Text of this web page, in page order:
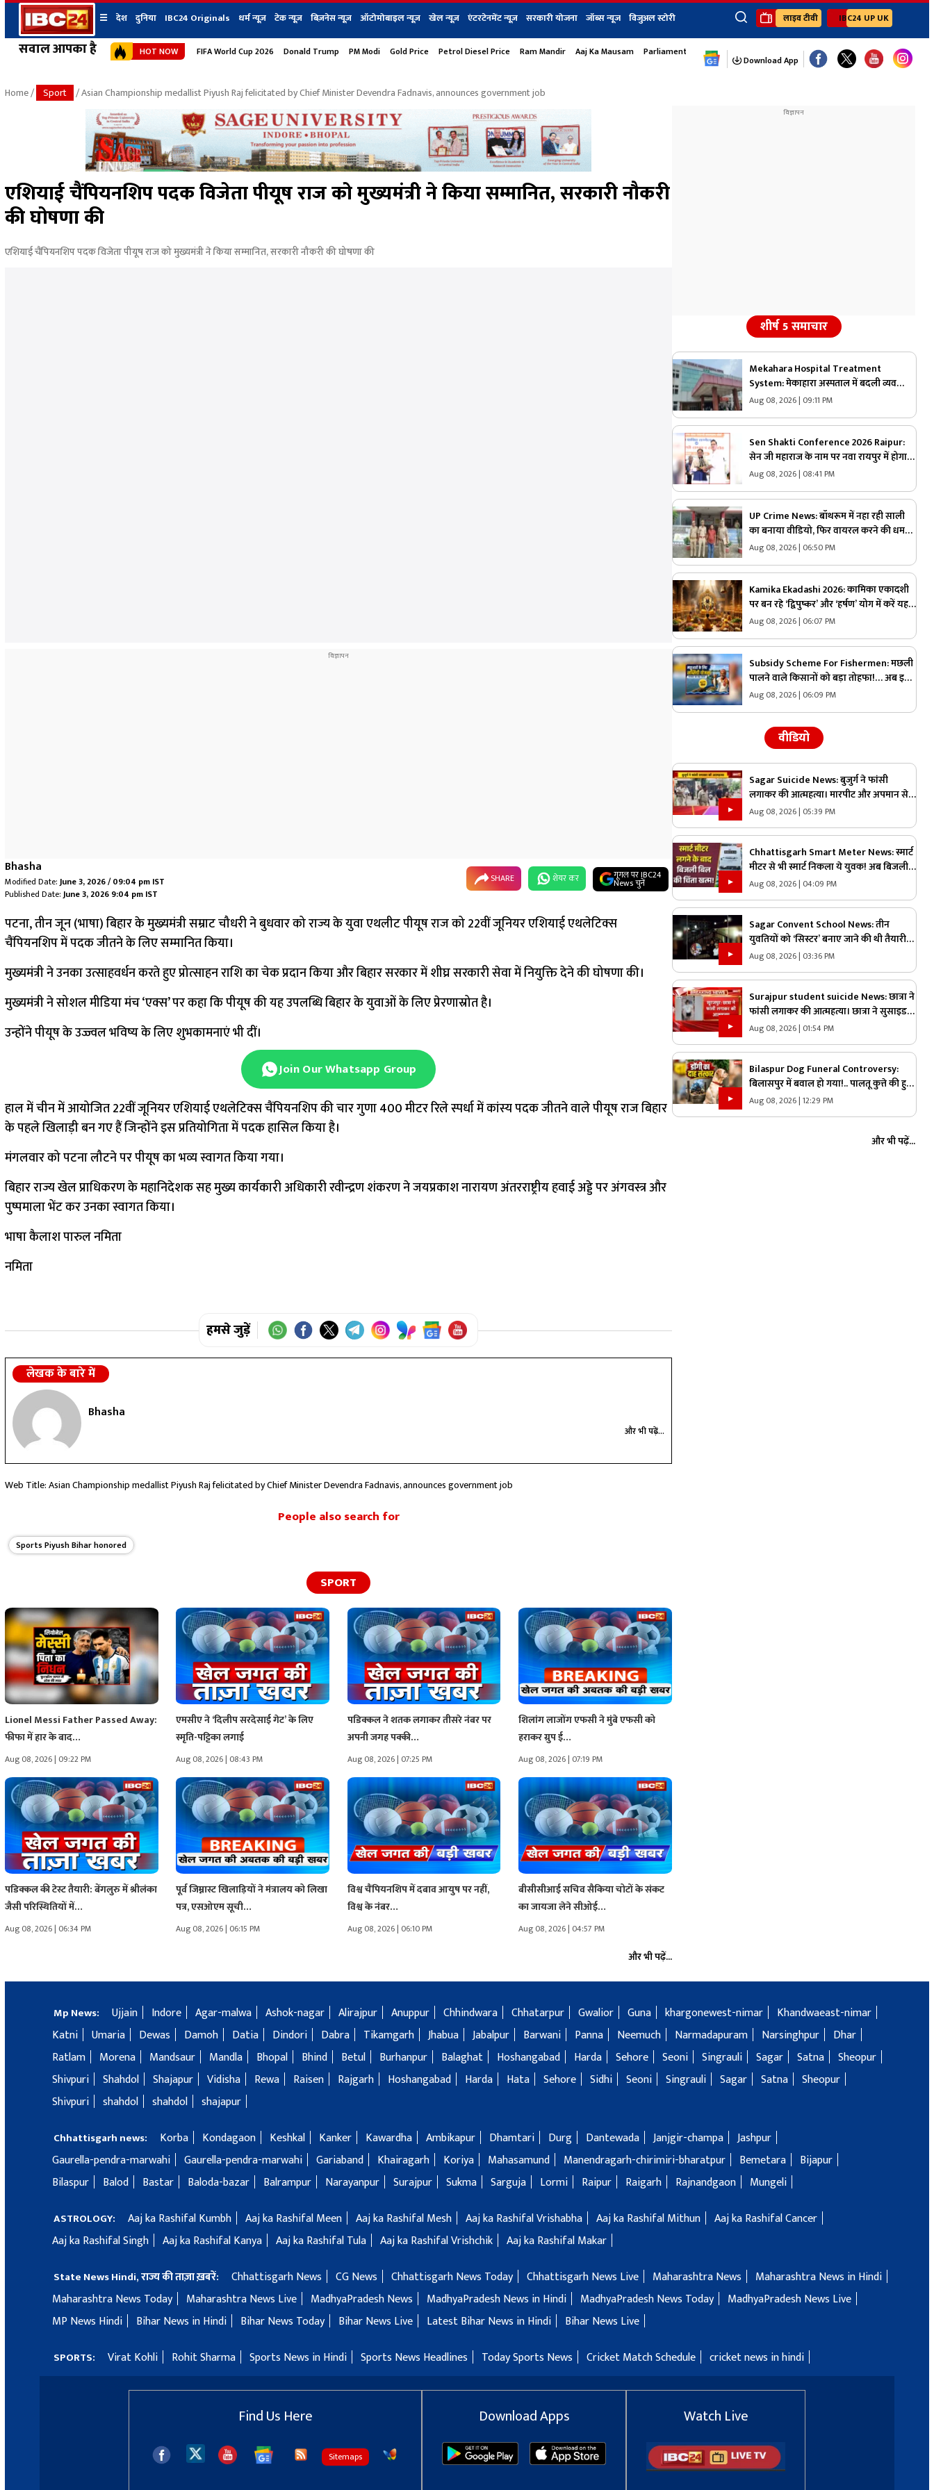
सवाल आपका है
☰ देश दुनिया IBC24 Originals धर्म न्यूज़ टेक न्यूज़ बिज़नेस न्यूज़ ऑटोमोबाइल न्यूज़ खेल न्यूज़ एंटरटेनमेंट न्यूज़ सरकारी योजना जॉब्स न्यूज विजुअल स्टोरी
×
छत्तीसगढ़ न्यूज
उत्तर प्रदेश न्यूज
बिहार न्यूज
उत्तराखंड न्यूज
महाराष्ट्र न्यूज
हिमाचल प्रदेश न्यूज
हरियाणा न्यूज
शहर
भोपाल
जबलपुर
ग्वालियर
रायपुर
बिलासपुर
दुनिया IBC24 Originals
शेयर बाज़ार गैजेट्स न्यूज
जॉब्स न्यूज Youtube Channels
Ibc24 Jankarwan
लाइव टीवी IBC24 UP UK
HOT NOW FIFA World Cup 2026 Donald Trump PM Modi Gold Price Petrol Diesel Price Ram Mandir Aaj Ka Mausam Parliament Monsoon Session
Download App
Home/ Sport / Asian Championship medallist Piyush Raj felicitated by Chief Minister Devendra Fadnavis, announces government job
एशियाई चैंपियनशिप पदक विजेता पीयूष राज को मुख्यमंत्री ने किया सम्मानित, सरकारी नौकरी
की घोषणा की
एशियाई चैंपियनशिप पदक विजेता पीयूष राज को मुख्यमंत्री ने किया सम्मानित, सरकारी नौकरी की घोषणा की
Bhasha
Modified Date:June 3, 2026 / 09:04 pm IST
Published Date:June 3, 2026 9:04 pm IST
SHARE शेयर कर गूगल पर IBC24
News चुनें
पटना, तीन जून (भाषा) बिहार के मुख्यमंत्री सम्राट चौधरी ने बुधवार को राज्य के युवा एथलीट पीयूष राज को 22वीं जूनियर एशियाई एथलेटिक्स
चैंपियनशिप में पदक जीतने के लिए सम्मानित किया।
मुख्यमंत्री ने उनका उत्साहवर्धन करते हुए प्रोत्साहन राशि का चेक प्रदान किया और बिहार सरकार में शीघ्र सरकारी सेवा में नियुक्ति देने की घोषणा की।
मुख्यमंत्री ने सोशल मीडिया मंच ‘एक्स’ पर कहा कि पीयूष की यह उपलब्धि बिहार के युवाओं के लिए प्रेरणास्रोत है।
उन्होंने पीयूष के उज्ज्वल भविष्य के लिए शुभकामनाएं भी दीं।
Join Our Whatsapp Group
हाल में चीन में आयोजित 22वीं जूनियर एशियाई एथलेटिक्स चैंपियनशिप की चार गुणा 400 मीटर रिले स्पर्धा में कांस्य पदक जीतने वाले पीयूष राज बिहार
के पहले खिलाड़ी बन गए हैं जिन्होंने इस प्रतियोगिता में पदक हासिल किया है।
मंगलवार को पटना लौटने पर पीयूष का भव्य स्वागत किया गया।
बिहार राज्य खेल प्राधिकरण के महानिदेशक सह मुख्य कार्यकारी अधिकारी रवीन्द्रण शंकरण ने जयप्रकाश नारायण अंतरराष्ट्रीय हवाई अड्डे पर अंगवस्त्र और
पुष्पमाला भेंट कर उनका स्वागत किया।
भाषा कैलाश पारुल नमिता
नमिता
हमसे जुड़ें
लेखक के बारे में
Bhasha
और भी पढ़ें...
Web Title: Asian Championship medallist Piyush Raj felicitated by Chief Minister Devendra Fadnavis, announces government job
People also search for
Sports Piyush Bihar honored
SPORT
Lionel Messi Father Passed Away:
फीफा में हार के बाद…
Aug 08, 2026 | 09:22 PM
एमसीए ने ‘दिलीप सरदेसाई गेट’ के लिए
स्मृति-पट्टिका लगाई
Aug 08, 2026 | 08:43 PM
पडिक्कल ने शतक लगाकर तीसरे नंबर पर
अपनी जगह पक्की…
Aug 08, 2026 | 07:25 PM
शिलांग लाजोंग एफसी ने मुंबे एफसी को
हराकर ग्रुप ई…
Aug 08, 2026 | 07:19 PM
पडिक्कल की टेस्ट तैयारी: बेंगलुरु में श्रीलंका
जैसी परिस्थितियों में…
Aug 08, 2026 | 06:34 PM
पूर्व जिम्नास्ट खिलाड़ियों ने मंत्रालय को लिखा
पत्र, एसओएम सूची…
Aug 08, 2026 | 06:15 PM
विश्व चैंपियनशिप में दबाव आयुष पर नहीं,
विश्व के नंबर…
Aug 08, 2026 | 06:10 PM
बीसीसीआई सचिव सैकिया चोटों के संकट
का जायजा लेने सीओई…
Aug 08, 2026 | 04:57 PM
और भी पढ़ें...
शीर्ष 5 समाचार
Mekahara Hospital Treatment
System: मेकाहारा अस्पताल में बदली व्यवस्था!
गंभीर मरीजों को अब ऐसे मिलेगी इमरजेंसी वार्ड
Aug 08, 2026 | 09:11 PM
Sen Shakti Conference 2026 Raipur:
सेन जी महाराज के नाम पर नवा रायपुर में होगा
चौक, केश शिल्पी सम्मान समारोह में सीएम साय
लाख रुपए देगी सरकार
Aug 08, 2026 | 08:41 PM
UP Crime News: बॉथरूम में नहा रही साली
का बनाया वीडियो, फिर वायरल करने की धमकी
दे रहा था जीजा, परेशान युवती ने उठाया ये
Aug 08, 2026 | 06:50 PM
Kamika Ekadashi 2026: कामिका एकादशी
पर बन रहे ‘द्विपुष्कर’ और ‘हर्षण’ योग में करें यह
एक अचूक साधना, मिलेगा “वाजपेय” यज्ञ का
Aug 08, 2026 | 06:07 PM
Subsidy Scheme For Fishermen: मछली
पालने वाले किसानों को बड़ा तोहफा!… अब इस
चीज की खरीदी पर सरकार देगी 70 प्रतिशत की
Aug 08, 2026 | 06:09 PM
वीडियो
Sagar Suicide News: बुजुर्ग ने फांसी
लगाकर की आत्महत्या। मारपीट और अपमान से
आहत होकर लगाई फांसी
Aug 08, 2026 | 05:39 PM
Chhattisgarh Smart Meter News: स्मार्ट
मीटर से भी स्मार्ट निकला ये युवक! अब बिजली
बिल की चिंता खत्म |
Aug 08, 2026 | 04:09 PM
Sagar Convent School News: तीन
युवतियों को ‘सिस्टर’ बनाए जाने की थी तैयारी…
तभी आ धमके हिन्दू संगठन के लोग और पुलिस,
स्कूल में मचा बवाल
Aug 08, 2026 | 03:36 PM
Surajpur student suicide News: छात्रा ने
फांसी लगाकर की आत्महत्या। छात्रा ने सुसाइड
नोट में माता-पिता से मांगी माफी
Aug 08, 2026 | 01:54 PM
Bilaspur Dog Funeral Controversy:
बिलासपुर में बवाल हो गया!.. पालतू कुत्ते की हुई
मौत तो लेकर पहुंचे श्मशान, किया दाह संस्कार
तो शुरू हो गया हंगामा
Aug 08, 2026 | 12:29 PM
और भी पढ़ें...
Mp News: Ujjain Indore Agar-malwa Ashok-nagar Alirajpur Anuppur Chhindwara Chhatarpur Gwalior Guna khargonewest-nimar
Khandwaeast-nimar
Katni
Umaria Dewas Damoh Datia Dindori Dabra Tikamgarh Jhabua Jabalpur Barwani Panna Neemuch Narmadapuram Narsinghpur
Dhar
Ratlam
Morena Mandsaur Mandla Bhopal Bhind Betul Burhanpur Balaghat Hoshangabad Harda Sehore Seoni Singrauli Sagar Satna
Sheopur
Shivpuri
Shahdol Shajapur Vidisha Rewa Raisen Rajgarh Hoshangabad Harda Hata Sehore Sidhi Seoni Singrauli Sagar Satna
Sheopur
Shivpuri
shahdol shahdol shajapur
Chhattisgarh news: Korba Kondagaon Keshkal Kanker Kawardha Ambikapur Dhamtari Durg Dantewada Janjgir-champa
Jashpur
Gaurella-pendra-marwahi
Gaurella-pendra-marwahi Gariaband Khairagarh Koriya Mahasamund Manendragarh-chirimiri-bharatpur Bemetara
Bijapur
Bilaspur
Balod Bastar Baloda-bazar Balrampur Narayanpur Surajpur Sukma Sarguja Lormi Raipur Raigarh Rajnandgaon Mungeli
ASTROLOGY: Aaj ka Rashifal Kumbh Aaj ka Rashifal Meen Aaj ka Rashifal Mesh Aaj ka Rashifal Vrishabha Aaj ka Rashifal Mithun
Aaj ka Rashifal Cancer
Aaj ka Rashifal Singh
Aaj ka Rashifal Kanya Aaj ka Rashifal Tula Aaj ka Rashifal Vrishchik Aaj ka Rashifal Makar
State News Hindi, राज्य की ताज़ा ख़बरें: Chhattisgarh News CG News Chhattisgarh News Today Chhattisgarh News Live Maharashtra News
Maharashtra News in Hindi
Maharashtra News Today
Maharashtra News Live MadhyaPradesh News MadhyaPradesh News in Hindi MadhyaPradesh News Today
MadhyaPradesh News Live
MP News Hindi
Bihar News in Hindi Bihar News Today Bihar News Live Latest Bihar News in Hindi Bihar News Live
SPORTS: Virat Kohli Rohit Sharma Sports News in Hindi Sports News Headlines Today Sports News Cricket Match Schedule cricket news in hindi
Find Us Here
Sitemaps
Download Apps Watch Live